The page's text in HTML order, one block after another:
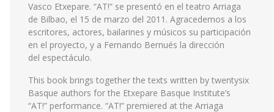
Vasco Etxepare. “AT!” se presentó en el teatro Arriaga
de Bilbao, el 15 de marzo del 2011. Agracedemos a los
escritores, actores, bailarines y músicos su participación
en el proyecto, y a Fernando Bernués la dirección
del espectáculo.
This book brings together the texts written by twentysix
Basque authors for the Etxepare Basque Institute’s
“AT!” performance. “AT!” premiered at the Arriaga